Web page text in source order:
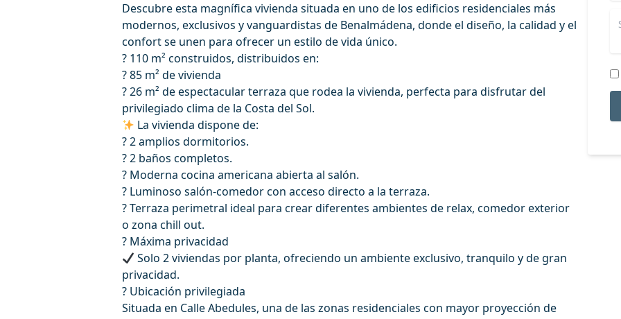
Descubre esta magnífica vivienda situada en uno de los edificios residenciales más
modernos, exclusivos y vanguardistas de Benalmádena, donde el diseño, la calidad y el
confort se unen para ofrecer un estilo de vida único.
? 110 m² construidos, distribuidos en:
? 85 m² de vivienda
? 26 m² de espectacular terraza que rodea la vivienda, perfecta para disfrutar del
privilegiado clima de la Costa del Sol.
La vivienda dispone de:
?️ 2 amplios dormitorios.
? 2 baños completos.
?️ Moderna cocina americana abierta al salón.
?️ Luminoso salón-comedor con acceso directo a la terraza.
? Terraza perimetral ideal para crear diferentes ambientes de relax, comedor exterior
o zona chill out.
? Máxima privacidad
Solo 2 viviendas por planta, ofreciendo un ambiente exclusivo, tranquilo y de gran
privacidad.
? Ubicación privilegiada
Situada en Calle Abedules, una de las zonas residenciales con mayor proyección de